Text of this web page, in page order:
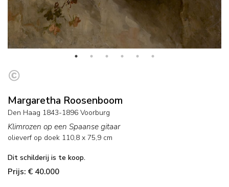
Margaretha Roosenboom
Den Haag 1843-1896 Voorburg
Klimrozen op een Spaanse gitaar
olieverf op doek 110,8 x 75,9 cm
Dit schilderij is te koop.
Prijs: € 40.000